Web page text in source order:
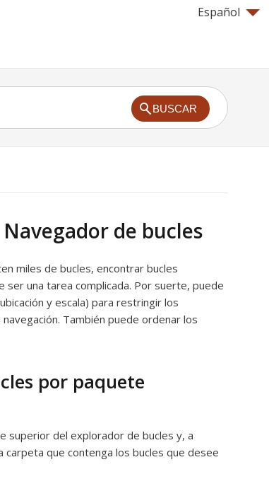
Español
BUSCAR
de bucles
miles de bucles, encontrar bucles
ser una tarea complicada. Por suerte, puede
y escala) para restringir los
También puede ordenar los
por paquete
superior del explorador de bucles y, a
carpeta que contenga los bucles que desee